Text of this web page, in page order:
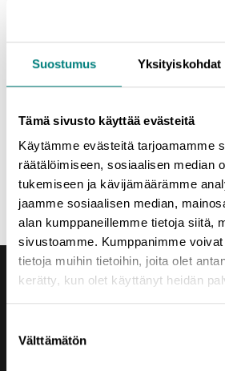
Suostumus Yksityiskohdat
Tämä sivusto käyttää evästeitä
Käytämme evästeitä tarjoamamme
räätälöimiseen, sosiaalisen median
tukemiseen ja kävijämäärämme
jaamme sosiaalisen median,
alan kumppaneillemme tietoja siitä,
sivustoamme. Kumppanimme
tietoja muihin tietoihin, joita olet
kerätty, kun olet käyttänyt heidän
valinta
Välttämätön
Marjaana Reuben
044 242 7672
040 417 5333
ronja.niemi@prizz.fi
Jaa uutinen